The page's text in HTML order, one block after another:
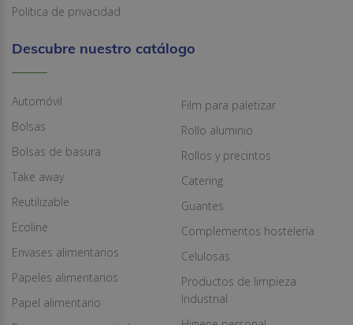
Política de privacidad
Descubre nuestro catálogo
Automóvil
Bolsas
Bolsas de basura
Take away
Reutilizable
Ecoline
Envases alimentarios
Papeles alimentarios
Papel alimentario
Film para paletizar
Rollo aluminio
Rollos y precintos
Catering
Guantes
Complementos hostelería
Celulosas
Productos de limpieza
Industrial